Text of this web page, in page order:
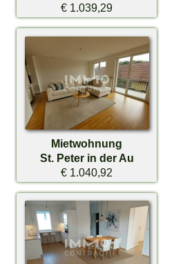
€ 1.039,29
Mietwohnung
St. Peter in der Au
€ 1.040,92